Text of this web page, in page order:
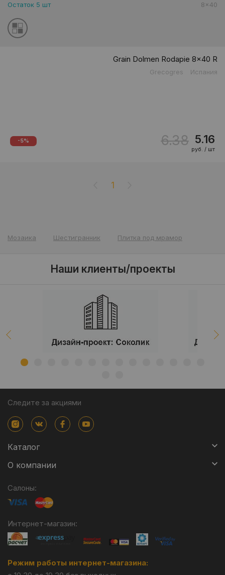
Остаток 5 шт 8x40
Grain Dolmen Rodapie 8x40 R
Grecogres Испания
-5% 6.38 5.16
руб. / шт
1
Мозаика Шестигранник Плитка под мрамор
Наши клиенты/проекты
Следите за акциями
Каталог
О компании
Салоны:
Интернет-магазин:
Режим работы интернет-магазина: